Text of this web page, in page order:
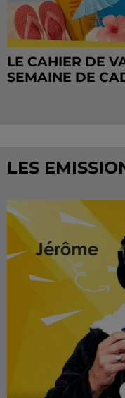
LE CAHIER DE
SEMAINE DE
LES